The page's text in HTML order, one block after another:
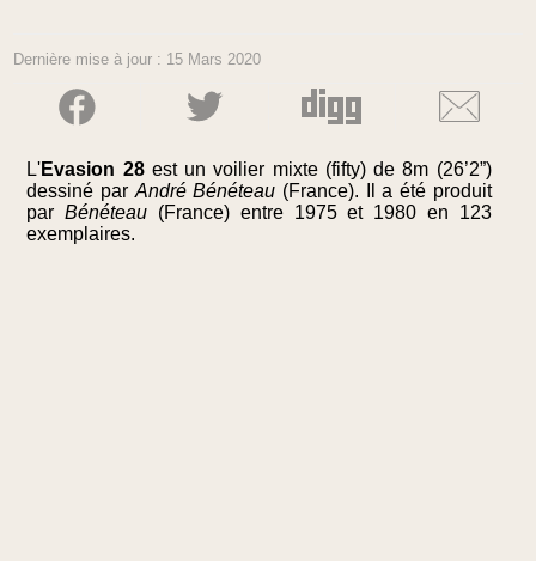
Dernière mise à jour : 15 Mars 2020
L'Evasion 28est un voilier mixte (fifty) de 8m (26’2”)
dessiné par André Bénéteau (France). Il a été produit
parBénéteau (France) entre 1975 et 1980 en 123
exemplaires.